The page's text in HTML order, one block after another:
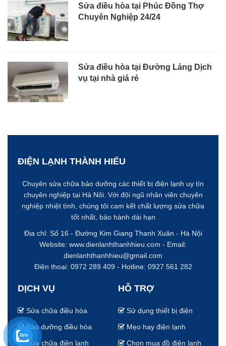
Sửa điều hòa tại Phúc Đồng Thợ
Chuyên Nghiệp 24/24
Sửa điều hòa tại Đường Láng Dịch
vụ tại nhà giá rẻ
ĐIỆN LẠNH THÀNH HIẾU
Chuyên sửa chữa bảo dưỡng các thiết bị điện lạnh uy tín
chuyên nghiệp tại Hà Nôi. Với đội ngũ nhân viên chuyên
nghiệp nhiệt tình, chúng tôi cam kết chất lượng sửa chữa
tốt nhất, bảo hành dài hạn
Địa chỉ: Số 16 - Đường Kim Giang Thanh Xuân - Hà Nội
Website: www.dienlanhthanhhieu.com - Email:
dienlanhthanhhieu@gmail.com
Điện thoại: 0972 289 409 - Hotline: 0927 561 282
DỊCH VỤ
Sửa chữa điều hòa
Bảo dưỡng điều hòa
Sửa chữa điện lạnh
HỖ TRỢ
Sử dụng thiết bị điện
Mẹo hay điện lạnh
Chọn mua đồ điện lạnh